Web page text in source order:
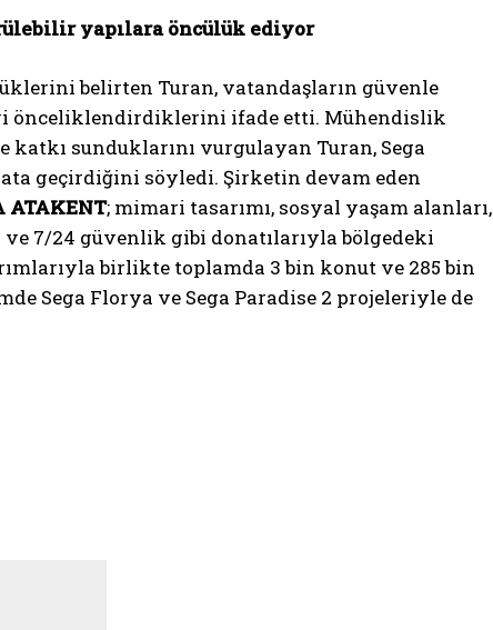
yapılara öncülük ediyor
belirten Turan, vatandaşların güvenle
önceliklendirdiklerini ifade etti. Mühendislik
sunduklarını vurgulayan Turan, Sega
geçirdiğini söyledi. Şirketin devam eden
ATAKENT; mimari tasarımı, sosyal yaşam alanları,
7/24 güvenlik gibi donatılarıyla bölgedeki
birlikte toplamda 3 bin konut ve 285 bin
Sega Florya ve Sega Paradise 2 projeleriyle de